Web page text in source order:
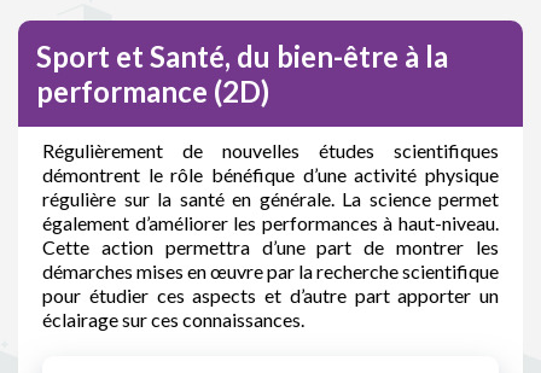
Sport et Santé, du bien-être à la
performance (2D)
Régulièrement de nouvelles études scientifiques
démontrent le rôle bénéfique d’une activité physique
régulière sur la santé en générale. La science permet
également d’améliorer les performances à haut-niveau.
Cette action permettra d’une part de montrer les
démarches mises en œuvre par la recherche scientifique
pour étudier ces aspects et d’autre part apporter un
éclairage sur ces connaissances.